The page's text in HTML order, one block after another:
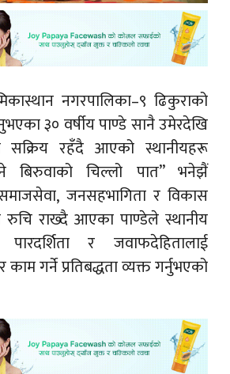
नगरपालिका–९ ढिकुराको
३० वर्षीय पाण्डे सानै उमेरदेखि
सक्रिय रहँदै आएको स्थानीयहरू
बिरुवाको चिल्लो पात” भनेझैं
जनसहभागिता र विकास
रुचि राख्दै आएका पाण्डेले स्थानीय
र जवाफदेहितालाई
काम गर्ने प्रतिबद्धता व्यक्त गर्नुभएको